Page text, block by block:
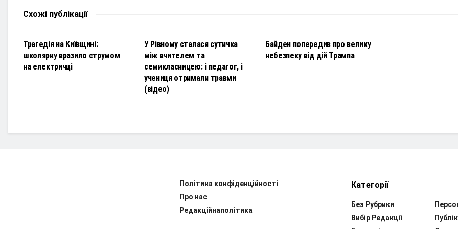
Схожі публікації
Трагедія на Київщині:
школярку вразило струмом
на електричці
У Рівному сталася сутичка
між вчителем та
семикласницею: і педагог, і
учениця отримали травми
(відео)
Байден попередив про велику
небезпеку від дій Трампа
Політика конфіденційності
Про нас
Редакційнаполітика
Категорії
Без Рубрики
Вибір Редакції